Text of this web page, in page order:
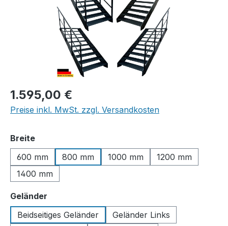
Regulärer Preis:
1.595,00 €
Preise inkl. MwSt. zzgl. Versandkosten
Breiteauswählen
600 mm
800 mm 1000 mm
1200 mm
1400 mm
Geländer
Beidseitiges Geländer
Geländer Links